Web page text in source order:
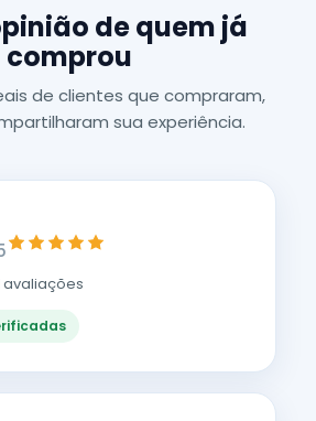
de quem já
comprou
de clientes que compraram,
sua experiência.
avaliações